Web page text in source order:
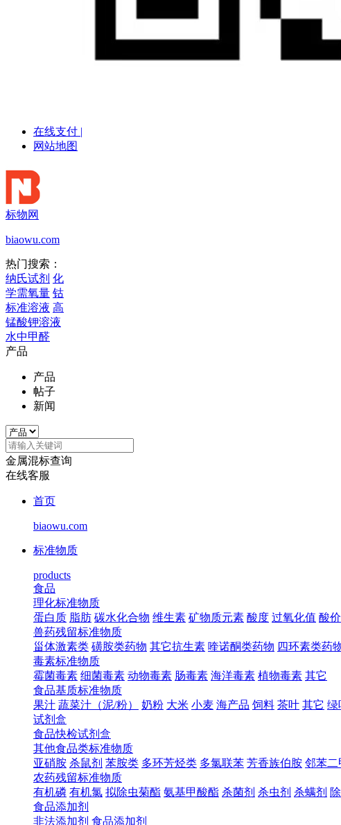
在线支付 |
网站地图
标物网
biaowu.com
热门搜索：
纳氏试剂 化
学需氧量 钴
标准溶液 高
锰酸钾溶液
水中甲醛
产品
产品
帖子
新闻
金属混标查询
在线客服
首页
biaowu.com
标准物质
products
食品
理化标准物质
蛋白质 脂肪 碳水化合物 维生素 矿物质元素 酸度 过氧化值 酸价
兽药残留标准物质
甾体激素类 磺胺类药物 其它抗生素 喹诺酮类药物 四环素类药
毒素标准物质
霉菌毒素 细菌毒素 动物毒素 肠毒素 海洋毒素 植物毒素 其它
食品基质标准物质
果汁 蔬菜汁（泥/粉） 奶粉 大米 小麦 海产品 饲料 茶叶 其它 绿
试剂盒
食品快检试剂盒
其他食品类标准物质
亚硝胺 杀鼠剂 苯胺类 多环芳烃类 多氯联苯 芳香族伯胺 邻苯二
农药残留标准物质
有机磷 有机氯 拟除虫菊酯 氨基甲酸酯 杀菌剂 杀虫剂 杀螨剂
食品添加剂
非法添加剂 食品添加剂